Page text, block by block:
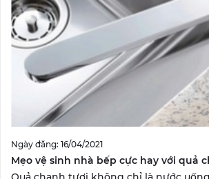
Ngày đăng: 16/04/2021
Mẹo vệ sinh nhà bếp cực hay với quả